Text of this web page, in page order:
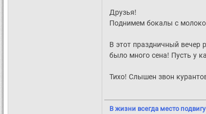
Друзья!
Поднимем бокалы с
В этот праздничный вечер
было много сена! Пусть у
Тихо! Слышен звон
В жизни всегда место